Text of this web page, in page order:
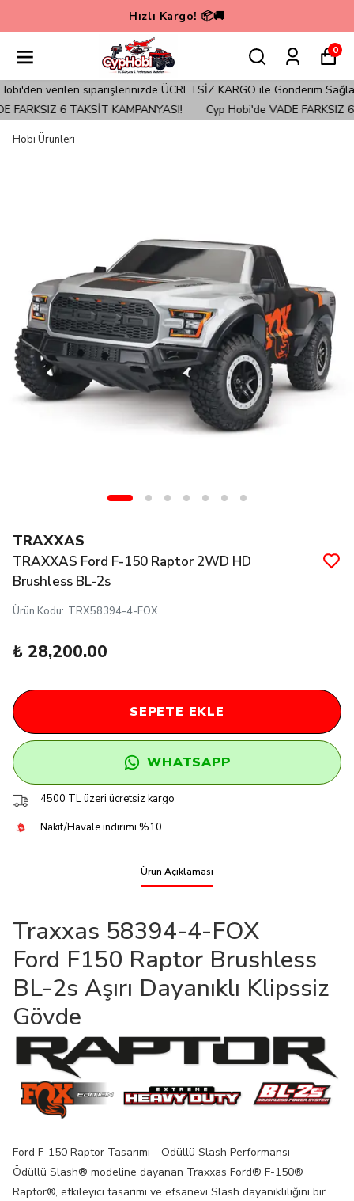
🚀💳 Cyp Hobi'de VADE FARKSIZ 6 TAKSİT KAMPANYASI💳
0
siparişlerinizde ÜCRETSİZ KARGO ile Gönderim Sağlanmaktadır!
6 TAKSİT KAMPANYASI!
Cyp Hobi'de VADE FARKSIZ 6
Hobi Ürünleri
TRAXXAS
TRAXXAS Ford F-150 Raptor 2WD HD
Brushless BL-2s
Ürün Kodu: TRX58394-4-FOX
₺ 28,200.00
SEPETE EKLE
WHATSAPP
4500 TL üzeri ücretsiz kargo
Nakit/Havale indirimi %10
Ürün Açıklaması
Traxxas 58394-4-FOX
Ford F150 Raptor Brushless
BL-2s Aşırı Dayanıklı Klipssiz
Gövde
Ford F-150 Raptor Tasarımı - Ödüllü Slash Performansı
Ödüllü Slash® modeline dayanan Traxxas Ford® F-150®
Raptor®, etkileyici tasarımı ve efsanevi Slash dayanıklılığını bir